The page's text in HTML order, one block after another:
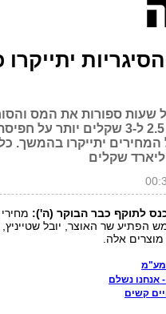
יתייקרו
ספורות את המס
צפויים לגבות כבר הבוקר בין 2.5 ל-3 שקלים
יתייקרו בהמשך.
לתוקף כבר הבוקר (ה'):
הפתיע שר האוצר, יובל
אלה.
מע"מ
נשלם
קשים